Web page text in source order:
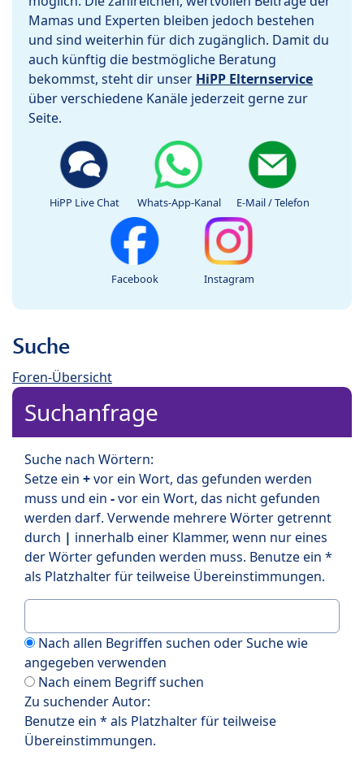
Mamas und Experten bleiben jedoch bestehen
und sind weiterhin für dich zugänglich. Damit du
auch künftig die bestmögliche Beratung
bekommst, steht dir unser HiPP Elternservice
über verschiedene Kanäle jederzeit gerne zur
Seite.
HiPP Live Chat Whats-App-Kanal E-Mail / Telefon
Facebook Instagram
Suche
Foren-Übersicht
Suchanfrage
Suche nach Wörtern:
Setze ein +vor ein Wort, das gefunden werden
muss und ein -vor ein Wort, das nicht gefunden
werden darf. Verwende mehrere Wörter getrennt
durch | innerhalb einer Klammer, wenn nur eines
der Wörter gefunden werden muss. Benutze ein *
als Platzhalter für teilweise Übereinstimmungen.
Nach allen Begriffen suchen oder Suche wie
angegeben verwenden
Nach einem Begriff suchen
Zu suchender Autor:
Benutze ein * als Platzhalter für teilweise
Übereinstimmungen.